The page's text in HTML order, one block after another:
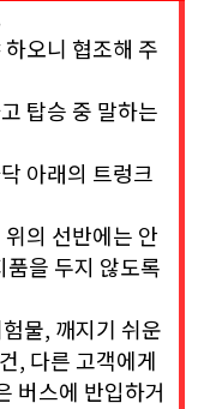
오니 협조해 주
탑승 중 말하는
아래의 트렁크
의 선반에는 안
을 두지 않도록
물, 깨지기 쉬운
, 다른 고객에게
버스에 반입하거